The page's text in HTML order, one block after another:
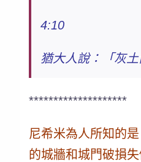
4:10
猶大人說：「灰
********************
尼希米為人所知的
的城牆和城門破損